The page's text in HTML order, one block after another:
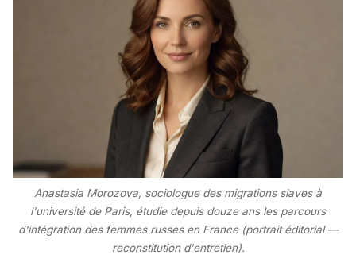
Anastasia Morozova, sociologue des migrations slaves à
l'université de Paris, étudie depuis douze ans les parcours
d'intégration des femmes russes en France (portrait éditorial —
reconstitution d'entretien).